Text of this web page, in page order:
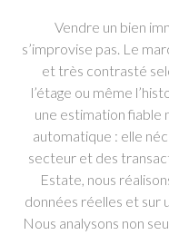
Vendre un bien
s’improvise pas. Le
et très contrasté
l’étage ou même
une estimation fiable
automatique : elle
secteur et des
Estate, nous
données réelles et sur
Nous analysons non